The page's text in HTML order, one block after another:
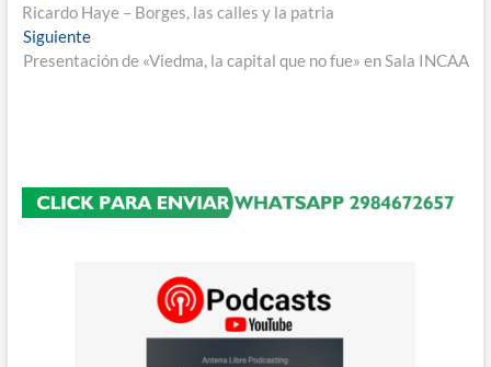
de
entradas
anterior:
Ricardo Haye – Borges, las calles y la patria
SiguienteEntrada
siguiente:
Presentación de «Viedma, la capital que no fue» en Sala INCAA